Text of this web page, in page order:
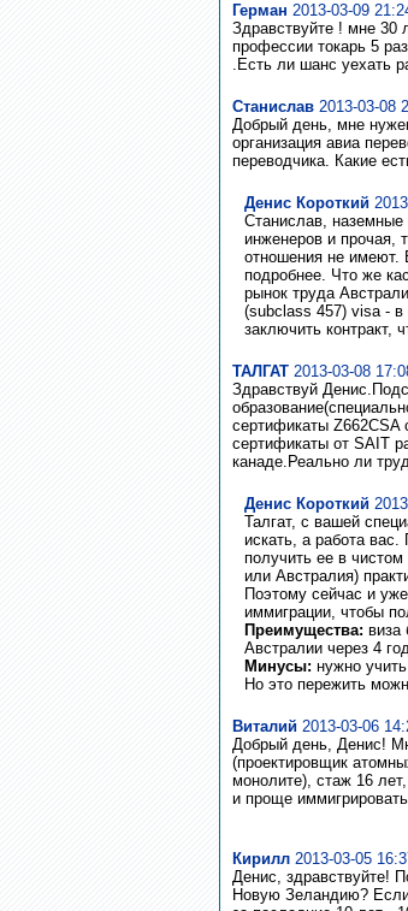
Герман 2013-03-09
Здравствуйте ! мне 30
профессии токарь 5
.Есть ли шанс уехать
Станислав 2013-03-08
Добрый день, мне
организация авиа
переводчика. Какие
Денис Короткий
Станислав, наземные
инженеров и прочая,
отношения не имеют.
подробнее. Что же
рынок труда
(subclass 457) visa - в
заключить контракт,
ТАЛГАТ 2013-03-08
Здравствуй
сертификаты
сертификаты от SAIT
канаде.Реально ли
Денис Короткий
Талгат, с вашей
искать, а работа
получить ее в
или Австралия)
Поэтому сейчас и
иммиграции, чтобы
Преимущества: виза
Австралии через 4
Минусы: нужно
Но это пережить
Виталий 2013-03-06
Добрый день, Денис!
(проектировщик
монолите), стаж 16
и проще
Кирилл 2013-03-05
Денис, здравствуйте!
Новую Зеландию?